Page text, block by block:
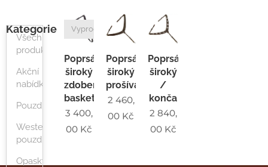
Kategorie
Všechny
produkty
Akční
nabídka
Pouzdra
Westernová
pouzdra
Opasky
Poprsák
široký
zdobený
basketem
Vyprodáno
3 400,
00 Kč
Poprsák
široký
prošívaný
2 460,
00 Kč
Poprsák
široký
/
konča
2 840,
00Kč